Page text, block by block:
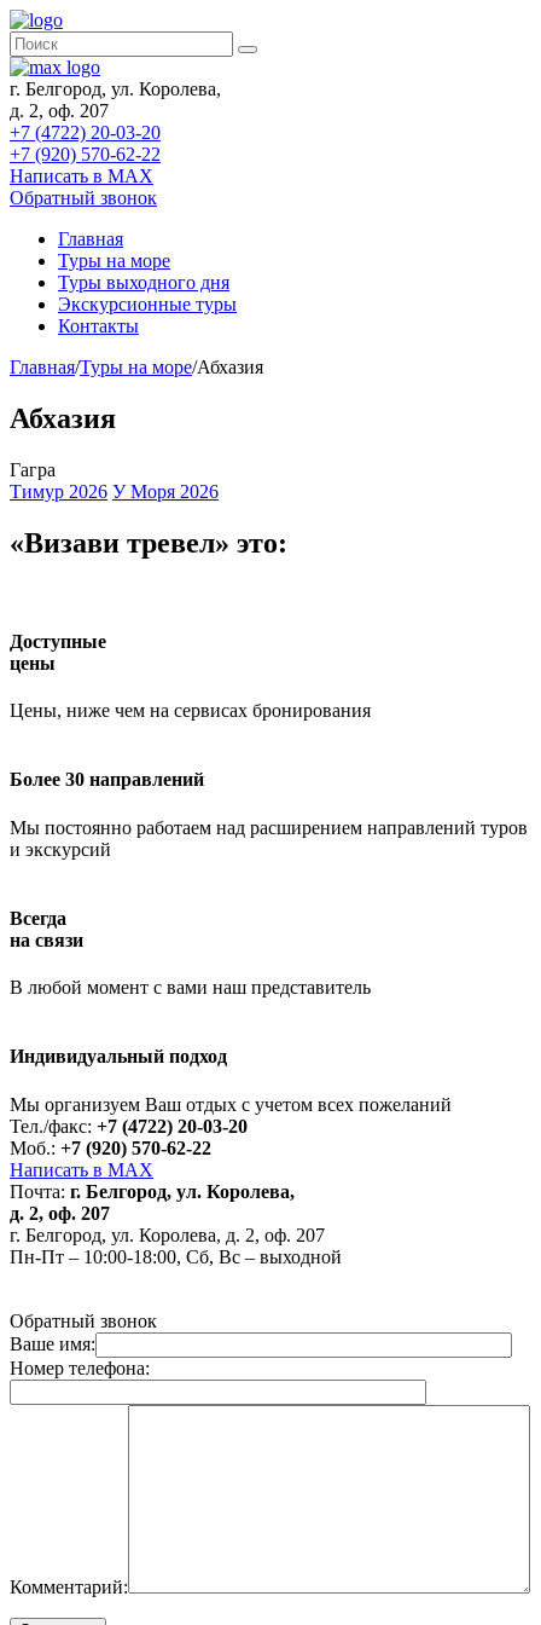
г. Белгород, ул. Королева,
д. 2, оф. 207
+7 (4722) 20-03-20
+7 (920) 570-62-22
Написать в MAX
Обратный звонок
Главная
Туры на море
Туры выходного дня
Экскурсионные туры
Контакты
Главная/Туры на море/Абхазия
Абхазия
Гагра
Тимур 2026 У Моря 2026
«Визави тревел» это:
Доступные
цены
Цены, ниже чем на сервисах бронирования
Более 30 направлений
Мы постоянно работаем над расширением направлений туров
и экскурсий
Всегда
на связи
В любой момент с вами наш представитель
Индивидуальный подход
Мы организуем Ваш отдых с учетом всех пожеланий
Тел./факс: +7 (4722) 20-03-20
Моб.: +7 (920) 570-62-22
Написать в MAX
Почта: г. Белгород, ул. Королева,
д. 2, оф. 207
г. Белгород, ул. Королева, д. 2, оф. 207
Пн-Пт – 10:00-18:00, Сб, Вс – выходной
Обратный звонок
Ваше имя:
Номер телефона:
Комментарий: